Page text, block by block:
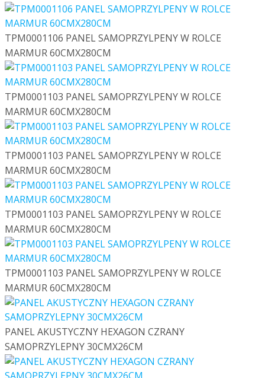
TPM0001106 PANEL SAMOPRZYLPENY W ROLCE
MARMUR 60CMX280CM
TPM0001103 PANEL SAMOPRZYLPENY W ROLCE
MARMUR 60CMX280CM
TPM0001103 PANEL SAMOPRZYLPENY W ROLCE
MARMUR 60CMX280CM
TPM0001103 PANEL SAMOPRZYLPENY W ROLCE
MARMUR 60CMX280CM
TPM0001103 PANEL SAMOPRZYLPENY W ROLCE
MARMUR 60CMX280CM
PANEL AKUSTYCZNY HEXAGON CZRANY
SAMOPRZYLEPNY 30CMX26CM